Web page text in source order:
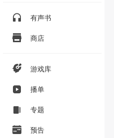
有声书
商店
游戏库
播单
专题
预告